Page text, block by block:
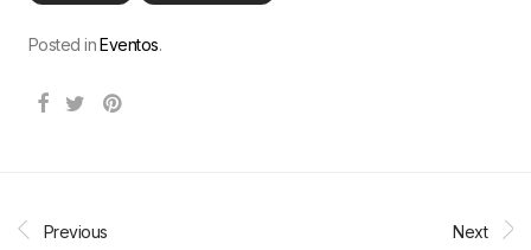
Posted inEventos.
Previous Next